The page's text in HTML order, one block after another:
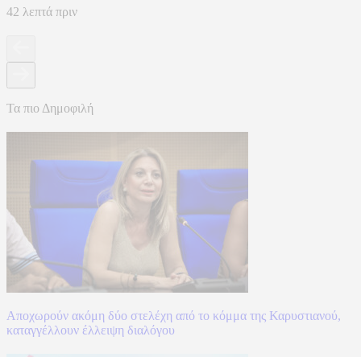
42 λεπτά πριν
Τα πιο Δημοφιλή
Αποχωρούν ακόμη δύο στελέχη από το κόμμα της Καρυστιανού,
καταγγέλλουν έλλειψη διαλόγου